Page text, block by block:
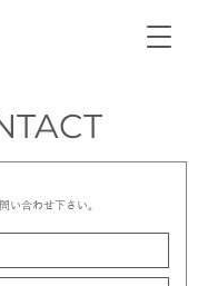
い合わせ下さい。